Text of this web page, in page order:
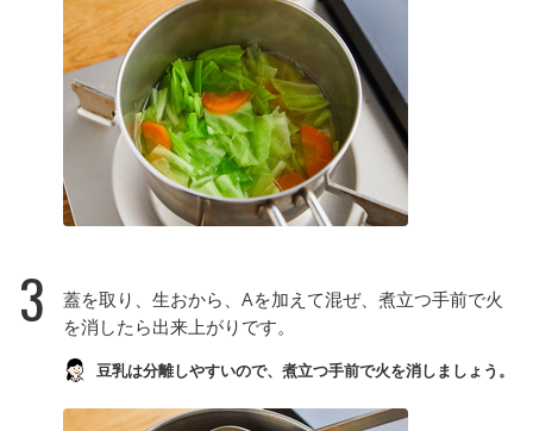
3
蓋を取り、生おから、Aを加えて混ぜ、煮立つ手前で火
を消したら出来上がりです。
豆乳は分離しやすいので、煮立つ手前で火を消しましょう。